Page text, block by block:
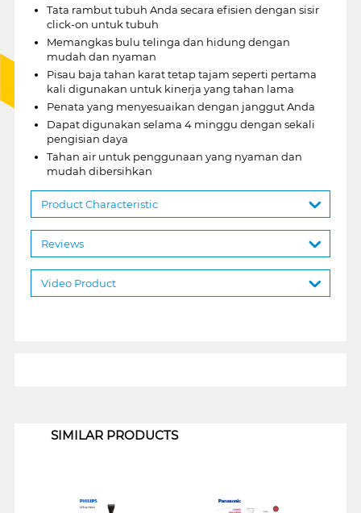
Tata rambut tubuh Anda secara efisien dengan sisir
click-on untuk tubuh
Memangkas bulu telinga dan hidung dengan
mudah dan nyaman
Pisau baja tahan karat tetap tajam seperti pertama
kali digunakan untuk kinerja yang tahan lama
Penata yang menyesuaikan dengan janggut Anda
Dapat digunakan selama 4 minggu dengan sekali
pengisian daya
Tahan air untuk penggunaan yang nyaman dan
mudah dibersihkan
Product Characteristic
Reviews
Video Product
SIMILAR PRODUCTS